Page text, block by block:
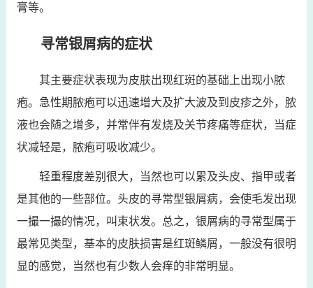
膏等。
寻常银屑病的症状
其主要症状表现为皮肤出现红斑的基础上出现小脓
疱。急性期脓疱可以迅速增大及扩大波及到皮疹之外，脓
液也会随之增多，并常伴有发烧及关节疼痛等症状，当症
状减轻是，脓疱可吸收减少。
轻重程度差别很大，当然也可以累及头皮、指甲或者
是其他的一些部位。头皮的寻常型银屑病，会使毛发出现
一撮一撮的情况，叫束状发。总之，银屑病的寻常型属于
最常见类型，基本的皮肤损害是红斑鳞屑，一般没有很明
显的感觉，当然也有少数人会痒的非常明显。